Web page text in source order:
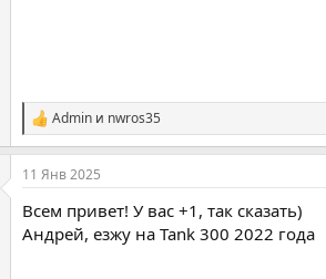
С
и
м
п
т
и
Admin и nwros35
11 Янв 2025
Всем привет! У вас +1, так сказать)
Андрей, езжу на Tank 300 2022 года